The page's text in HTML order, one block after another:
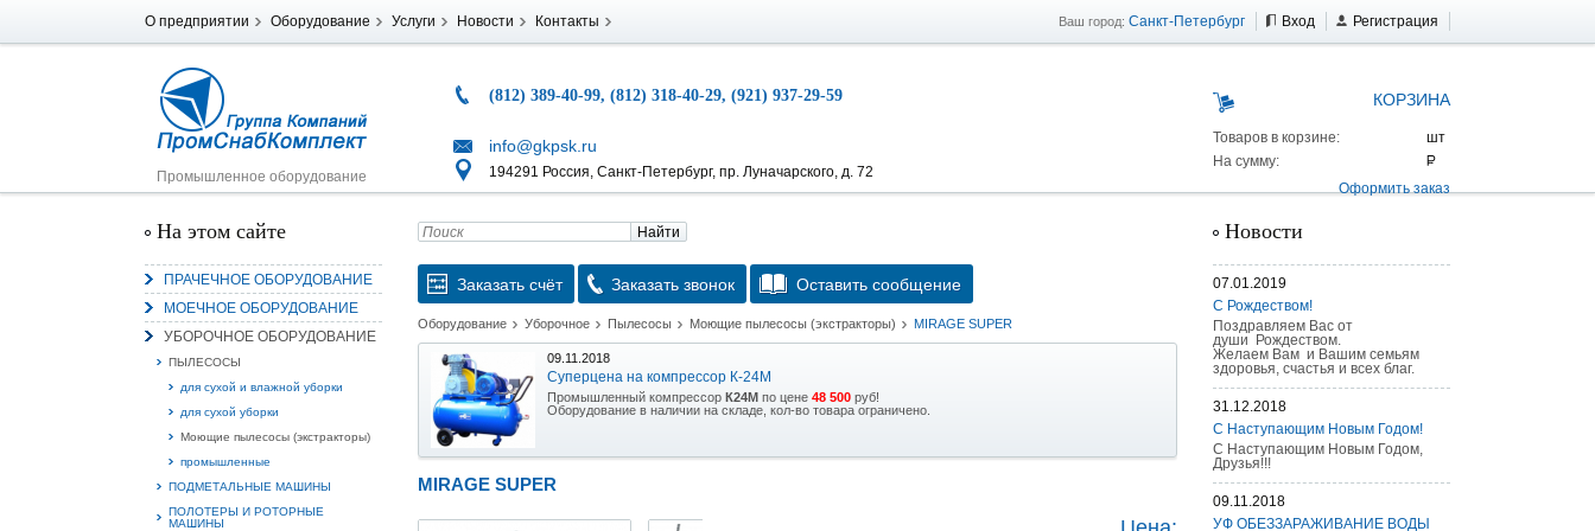
О предприятии Оборудование Услуги Новости Контакты Ваш город: Санкт-Петербург Вход Регистрация
Промышленное оборудование
(812) 389-40-99, (812) 318-40-29, (921) 937-29-59
info@gkpsk.ru
194291 Россия, Санкт-Петербург, пр. Луначарского, д. 72
КОРЗИНА
Товаров в корзине:
На сумму:
Оформить заказ
На этом сайте
ПРАЧЕЧНОЕ ОБОРУДОВАНИЕ
МОЕЧНОЕ ОБОРУДОВАНИЕ
УБОРОЧНОЕ ОБОРУДОВАНИЕ
ПЫЛЕСОСЫ
для сухой и влажной уборки
для сухой уборки
Моющие пылесосы (экстракторы)
промышленные
ПОДМЕТАЛЬНЫЕ МАШИНЫ
ПОЛОТЕРЫ И РОТОРНЫЕ
МАШИНЫ
Найти
Заказать счёт Заказать звонок Оставить сообщение
Оборудование Уборочное Пылесосы Моющие пылесосы (экстракторы) MIRAGE SUPER
09.11.2018
Суперцена на компрессор К-24М
Промышленный компрессор К24М по цене 48 500 руб!
Оборудование в наличии на складе, кол-во товара ограничено.
15.10.2018
Уникальная возможность приобрести (в наличии на складе) тележку гидравлическую AS 25 г/п
MIRAGE SUPER
Новости
07.01.2019
С Рождеством!
Поздравляем Вас от
души Рождеством.
Желаем Вам и Вашим семьям
здоровья, счастья и всех благ.
31.12.2018
С Наступающим Новым Годом!
С Наступающим Новым Годом,
Друзья!!!
09.11.2018
УФ ОБЕЗЗАРАЖИВАНИЕ ВОДЫ